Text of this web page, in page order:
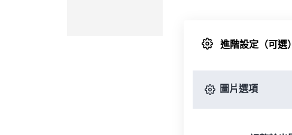
進階設定（可選）
圖片選項